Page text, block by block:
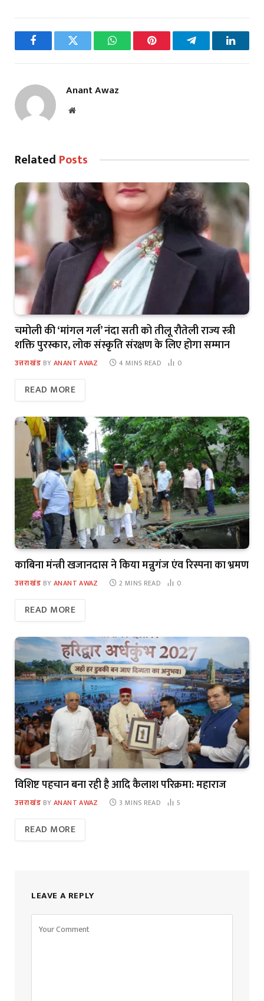
FacebookTwitter WhatsAppPinterest Telegram
Anant Awaz
Website
Related Posts
चमोली की ‘मांगल गर्ल’ नंदा सती को तीलू रौतेली राज्य स्त्री
शक्ति पुरस्कार, लोक संस्कृति संरक्षण के लिए होगा सम्मान
उत्तराखंड BY ANANT AWAZ 4 MINS READ 0
READ MORE
काबिना मंन्त्री खजानदास ने किया मन्नुगंज एंव रिस्पना का भ्रमण
उत्तराखंड BY ANANT AWAZ 2 MINS READ 0
READ MORE
विशिष्ट पहचान बना रही है आदि कैलाश परिक्रमा: महाराज
उत्तराखंड BY ANANT AWAZ 3 MINS READ 5
READ MORE
LEAVE A REPLY